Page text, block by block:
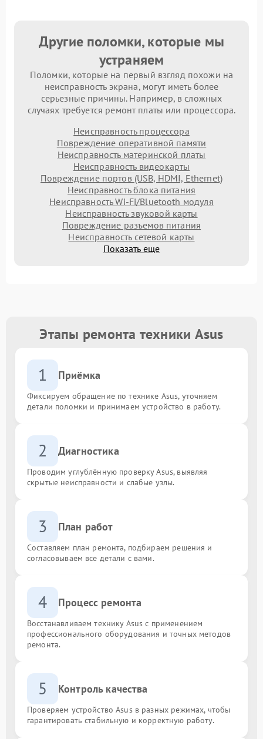
Другие поломки, которые мы
устраняем
Поломки, которые на первый взгляд похожи на
неисправность экрана, могут иметь более
серьезные причины. Например, в сложных
случаях требуется ремонт платы или процессора.
Неисправность процессора
Повреждение оперативной памяти
Неисправность материнской платы
Неисправность видеокарты
Повреждение портов (USB, HDMI, Ethernet)
Неисправность блока питания
Неисправность Wi-Fi/Bluetooth модуля
Неисправность звуковой карты
Повреждение разъемов питания
Неисправность сетевой карты
Показать еще
Этапы ремонта техники Asus
1 Приёмка
Фиксируем обращение по технике Asus, уточняем
детали поломки и принимаем устройство в работу.
2 Диагностика
Проводим углублённую проверку Asus, выявляя
скрытые неисправности и слабые узлы.
3 План работ
Составляем план ремонта, подбираем решения и
согласовываем все детали с вами.
4 Процесс ремонта
Восстанавливаем технику Asus с применением
профессионального оборудования и точных методов
ремонта.
5 Контроль качества
Проверяем устройство Asus в разных режимах, чтобы
гарантировать стабильную и корректную работу.